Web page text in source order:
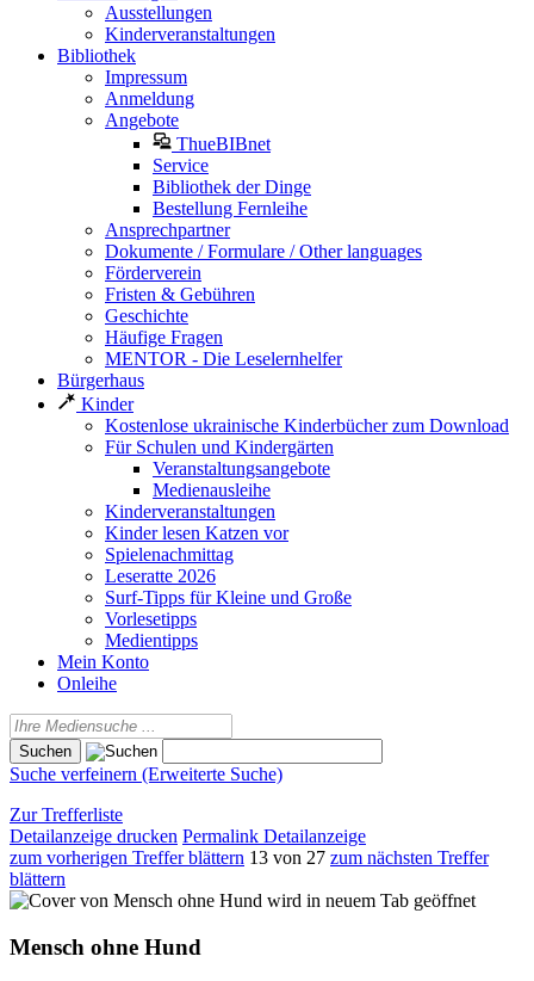
Ausstellungen
Kinderveranstaltungen
Bibliothek
Impressum
Anmeldung
Angebote
ThueBIBnet
Service
Bibliothek der Dinge
Bestellung Fernleihe
Ansprechpartner
Dokumente / Formulare / Other languages
Förderverein
Fristen & Gebühren
Geschichte
Häufige Fragen
MENTOR - Die Leselernhelfer
Bürgerhaus
Kinder
Kostenlose ukrainische Kinderbücher zum Download
Für Schulen und Kindergärten
Veranstaltungsangebote
Medienausleihe
Kinderveranstaltungen
Kinder lesen Katzen vor
Spielenachmittag
Leseratte 2026
Surf-Tipps für Kleine und Große
Vorlesetipps
Medientipps
Mein Konto
Onleihe
Suche verfeinern (Erweiterte Suche)
Zur Trefferliste
Detailanzeige drucken Permalink Detailanzeige
zum vorherigen Treffer blättern 13 von 27 zum nächsten Treffer
blättern
wird in neuem Tab geöffnet
Mensch ohne Hund